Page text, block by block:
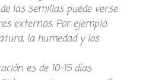
las semillas puede verse
externos. Por ejemplo,
la humedad y los
es de 10-15 días